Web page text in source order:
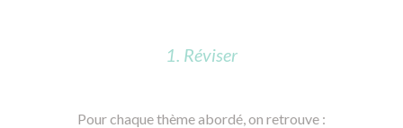
1. Réviser
Pour chaque thème abordé, on retrouve :